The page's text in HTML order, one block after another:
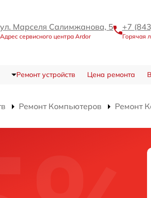
ул. Марселя Салимжанова, 5
Адрес сервисного центра Ardor
+7
Горячая
Ремонт устройств Цена ремонта
Ремонт Компьютеров Ремонт